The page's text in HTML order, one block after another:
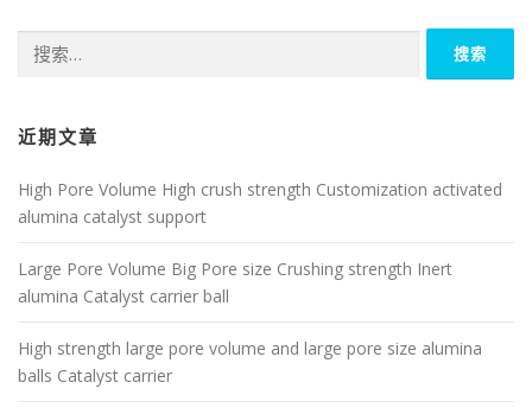
索：
近期文章
High Pore Volume High crush strength Customization activated
alumina catalyst support
Large Pore Volume Big Pore size Crushing strength Inert
alumina Catalyst carrier ball
High strength large pore volume and large pore size alumina
balls Catalyst carrier